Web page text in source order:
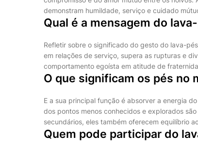
demonstram humildade, serviço e cuidado
Qual é a mensagem do
Refletir sobre o significado do gesto do lava-
em relações de serviço, supera as rupturas e
comportamento egoísta em atitude de
O que significam os pés no
E a sua principal função é absorver a energia
dos pontos menos conhecidos e explorados
secundários, eles também oferecem equilíbrio
Quem pode participar do